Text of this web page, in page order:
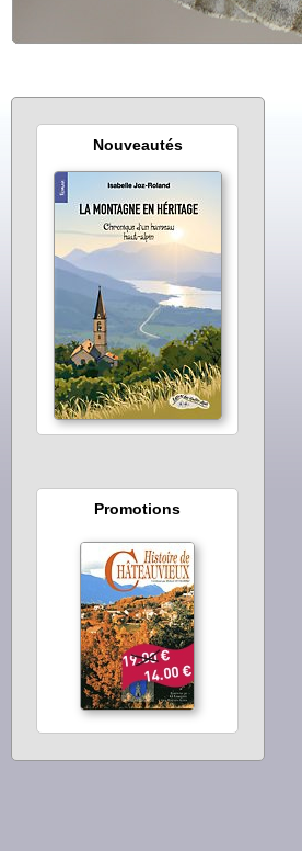
Nouveautés
Promotions